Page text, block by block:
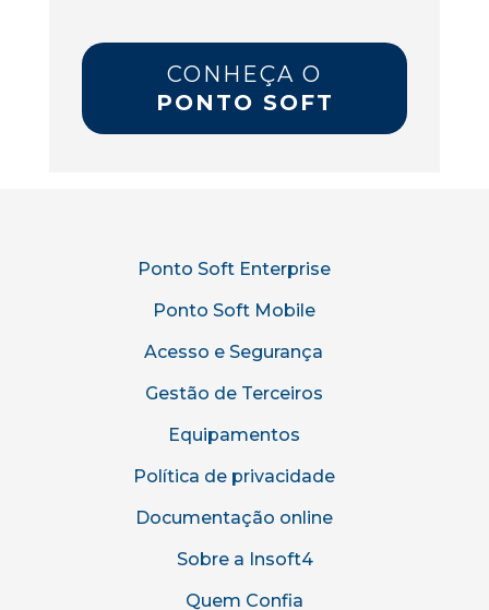
CONHEÇA O
PONTO SOFT
Ponto Soft Enterprise
Ponto Soft Mobile
Acesso e Segurança
Gestão de Terceiros
Equipamentos
Política de privacidade
Documentação online
Sobre a Insoft4
Quem Confia